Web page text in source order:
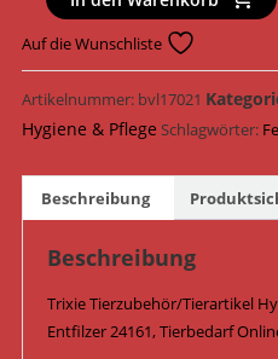
Hygiene
Pflegebedarf
Fell
Entfilzer
24161
Auf die Wunschliste
Artikelnummer: bvl17021
Hygiene & Pflege Schlagwörter:
Beschreibung
Beschreibung
Trixie Tierzubehör/Tierartikel
Entfilzer 24161, Tierbedarf